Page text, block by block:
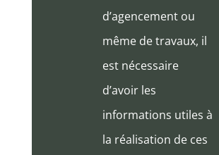
d’agencement ou
même de travaux, il
est nécessaire
d’avoir les
informations utiles à
la réalisation de ces